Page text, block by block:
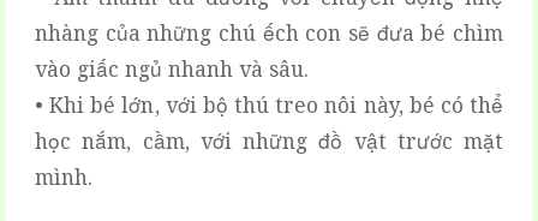
nhàng của những chú ếch con sẽ đưa bé chìm
vào giấc ngủ nhanh và sâu.
• Khi bé lớn, với bộ thú treo nôi này, bé có thể
học nắm, cầm, với những đồ vật trước mặt
mình.